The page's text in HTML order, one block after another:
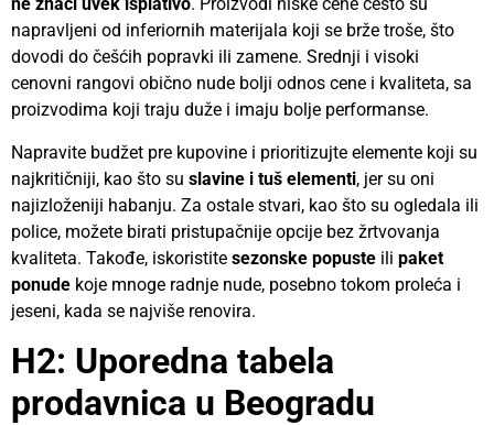
napravljeni od inferiornih materijala koji se brže troše, što
dovodi do češćih popravki ili zamene. Srednji i visoki
cenovni rangovi obično nude bolji odnos cene i kvaliteta, sa
proizvodima koji traju duže i imaju bolje performanse.
Napravite budžet pre kupovine i prioritizujte elemente koji su
najkritičniji, kao što su slavine i tuš elementi, jer su oni
najizloženiji habanju. Za ostale stvari, kao što su ogledala ili
police, možete birati pristupačnije opcije bez žrtvovanja
kvaliteta. Takođe, iskoristite sezonske popuste ili paket
ponude koje mnoge radnje nude, posebno tokom proleća i
jeseni, kada se najviše renovira.
H2: Uporedna tabela
prodavnica u Beogradu